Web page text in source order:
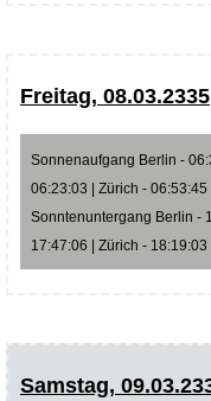
Freitag, 08.03.2335
Sonnenaufgang Berlin -
06:23:03 | Zürich - 06:53:45
Sonntenuntergang Berlin -
17:47:06 | Zürich - 18:19:03
Samstag,